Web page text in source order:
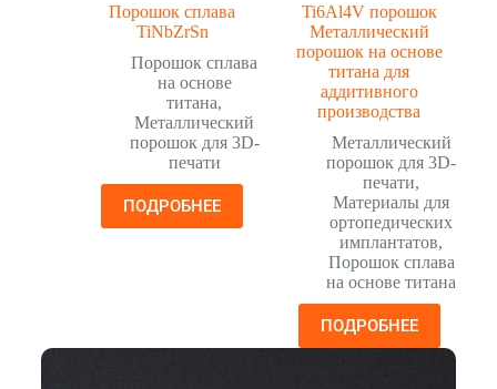
Порошок сплава
TiNbZrSn
Порошок сплава
на основе
титана,
Металлический
порошок для 3D-
печати
ПОДРОБНЕЕ
Ti6Al4V порошок
Металлический
порошок на основе
титана для
аддитивного
производства
Металлический
порошок для 3D-
печати,
Материалы для
ортопедических
имплантатов,
Порошок сплава
на основе титана
ПОДРОБНЕЕ